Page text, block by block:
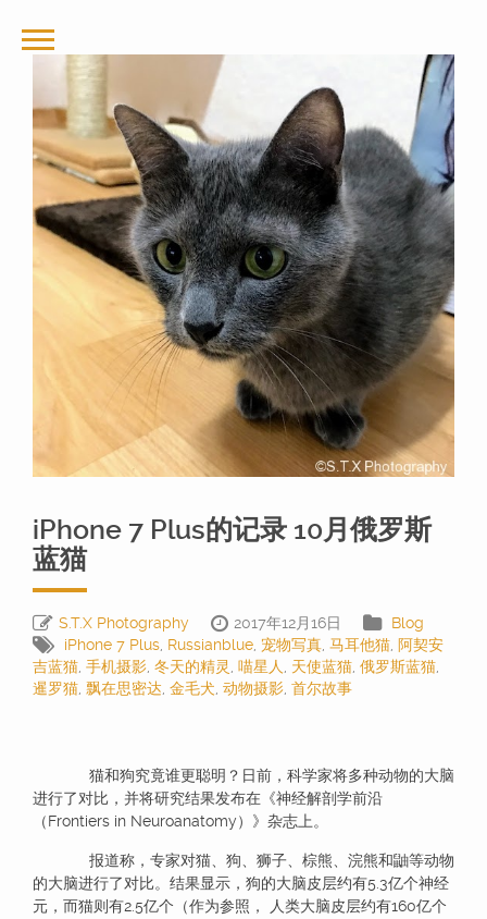
iPhone 7 Plus的记录 10月俄罗斯
蓝猫
S.T.X Photography 2017年12月16日
Blog
iPhone 7 Plus Russianblue 宠物写真 马耳他猫 阿契安
吉蓝猫 手机摄影 冬天的精灵 喵星人 天使蓝猫 俄罗斯蓝猫
暹罗猫 飘在思密达 金毛犬 动物摄影 首尔故事
猫和狗究竟谁更聪明？日前，科学家将多种动物的大脑
进行了对比，并将研究结果发布在《神经解剖学前沿
（Frontiers in Neuroanatomy）》杂志上。
报道称，专家对猫、狗、狮子、棕熊、浣熊和鼬等动物
的大脑进行了对比。结果显示，狗的大脑皮层约有5.3亿个神经
元，而猫则有2.5亿个（作为参照， 人类大脑皮层约有160亿个